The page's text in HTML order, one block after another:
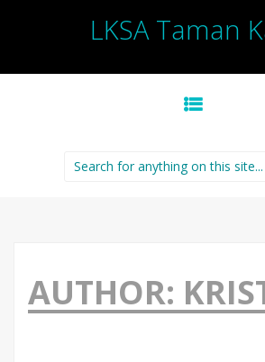
LKSA Taman
Search for:
AUTHOR: